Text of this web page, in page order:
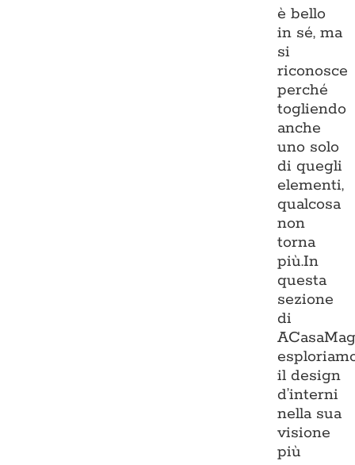
è bello
in sé, ma
si
riconosce
perché
togliendo
anche
uno solo
di quegli
elementi,
qualcosa
non
torna
più.In
questa
sezione
di
il design
d’interni
nella sua
visione
più